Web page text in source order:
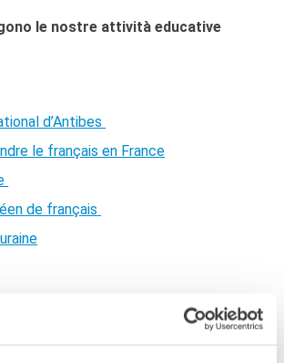
le nostre attività educative
d’Antibes
le français en France
de français